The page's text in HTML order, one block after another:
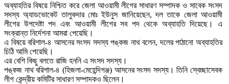
অব্যাহতির বিষয়ে নিশ্চিত করে জেলা আওয়ামী লীগের সাধারণ সম্পাদক ও সাবেক সংসদ
সদস্য অ্যাডভোকেট তালুকদার মোঃ ইউনুস জানিয়েছেন, দল তাকে জেলা আওয়ামী
লীগের উপদেষ্টা পদ এবং আওয়ামী লীগের সব পদ থেকে অব্যাহতি দিয়েছে। এ
সংক্রান্ত নির্দেশনা আমরা পেয়েছি।
এ বিষয়ে বরিশাল-৪ আসনের সংসদ সদস্য পঙ্কজ নাথ বলেন, দলের পাঠানো অব্যাহতির
চিঠি আমি পেয়েছি।
এর বেশি কিছু বলতে রাজি হননি এ সংসদ সদস্য।
পঙ্কজ নাথ বরিশাল-৪ (হিজলা-মেহেন্দিগঞ্জ) আসনের সংসদ সদস্য। তিনি স্বেচ্ছাসেবক
লীগ কেন্দ্রীয় কমিটির সাধারণ সম্পাদকও ছিলেন।